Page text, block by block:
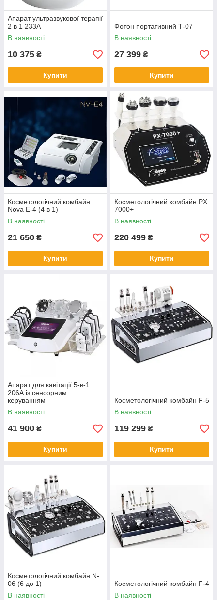
Апарат ультразвукової терапії
2 в 1 233A
В наявності
10 375 ₴
Купити
Фотон портативний Т-07
В наявності
27 399 ₴
Купити
Косметологічний комбайн
Nova E-4 (4 в 1)
В наявності
21 650 ₴
Купити
Косметологічний комбайн PX
7000+
В наявності
220 499 ₴
Купити
Апарат для кавітації 5-в-1
206А із сенсорним
керуванням
В наявності
41 900 ₴
Купити
Косметологічний комбайн F-5
В наявності
119 299 ₴
Купити
Косметологічний комбайн N-
06 (6 до 1)
В наявності
Косметологічний комбайн F-4
В наявності